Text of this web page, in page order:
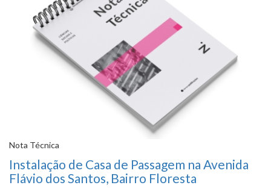
Nota Técnica
Instalação de Casa de Passagem na Avenida
Flávio dos Santos, Bairro Floresta